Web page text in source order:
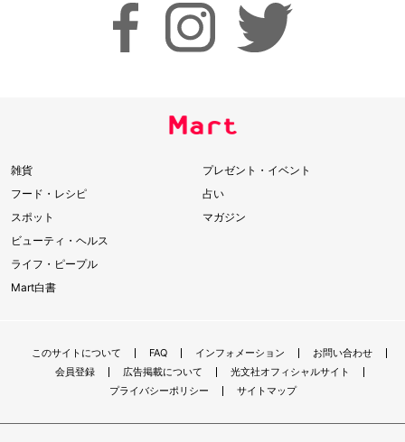
雑貨
フード・レシピ
スポット
ビューティ・ヘルス
ライフ・ピープル
Mart白書
プレゼント・イベント
占い
マガジン
このサイトについて FAQ インフォメーション
お問い合わせ
会員登録
広告掲載について
光文社オフィシャルサイト
プライバシーポリシー
サイトマップ